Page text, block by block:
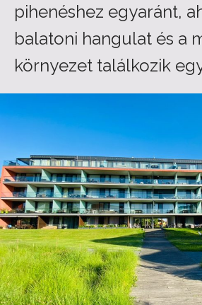
pihenéshez egyaránt,
balatoni hangulat és a
környezet találkozik